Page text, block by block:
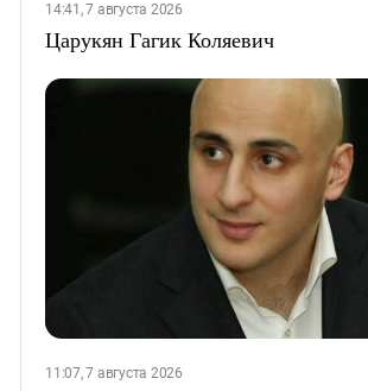
14:41, 7 августа 2026
Царукян Гагик Коляевич
11:07, 7 августа 2026